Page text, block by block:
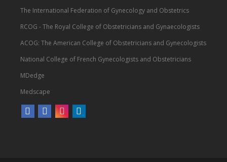
The International Federation of Gynecology and Obstetrics
RCOG - The Royal College of Obstetricians and Gynaecologists
ACOG: The American College of Obstetricians and Gynecologists
National College of French Gynecologists and Obstetricians
MDedge
Medscape